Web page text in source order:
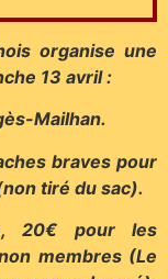
organise une
13 avril :
Mailhan.
braves pour
tiré du sac).
20€ pour les
membres (Le